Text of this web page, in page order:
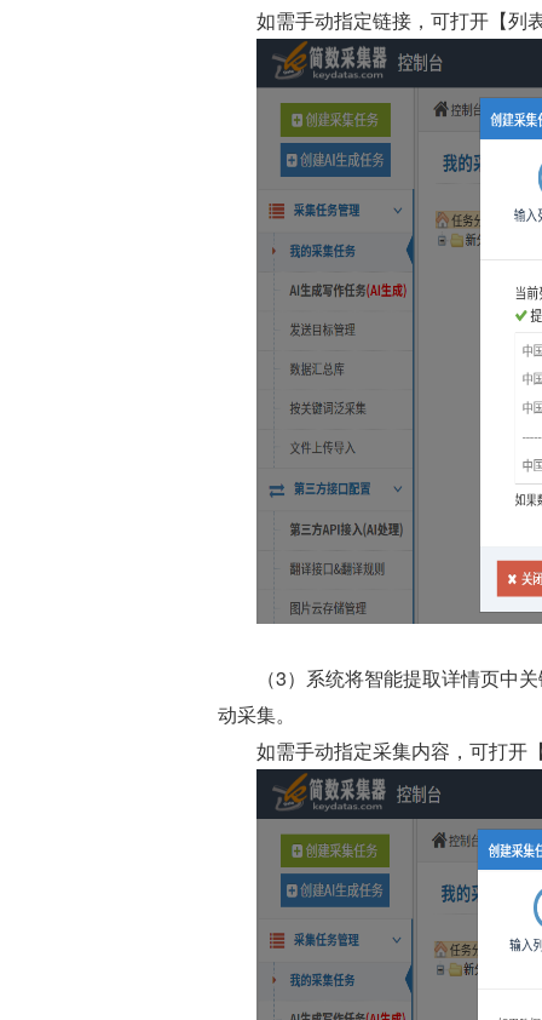
如需手动指定链接，可打开【列
（3）系统将智能提取详情页中
动采集。
如需手动指定采集内容，可打开